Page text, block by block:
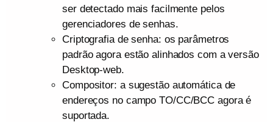
ser detectado mais facilmente pelos
gerenciadores de senhas.
Criptografia de senha: os parâmetros
padrão agora estão alinhados com a versão
Desktop-web.
Compositor: a sugestão automática de
endereços no campo TO/CC/BCC agora é
suportada.